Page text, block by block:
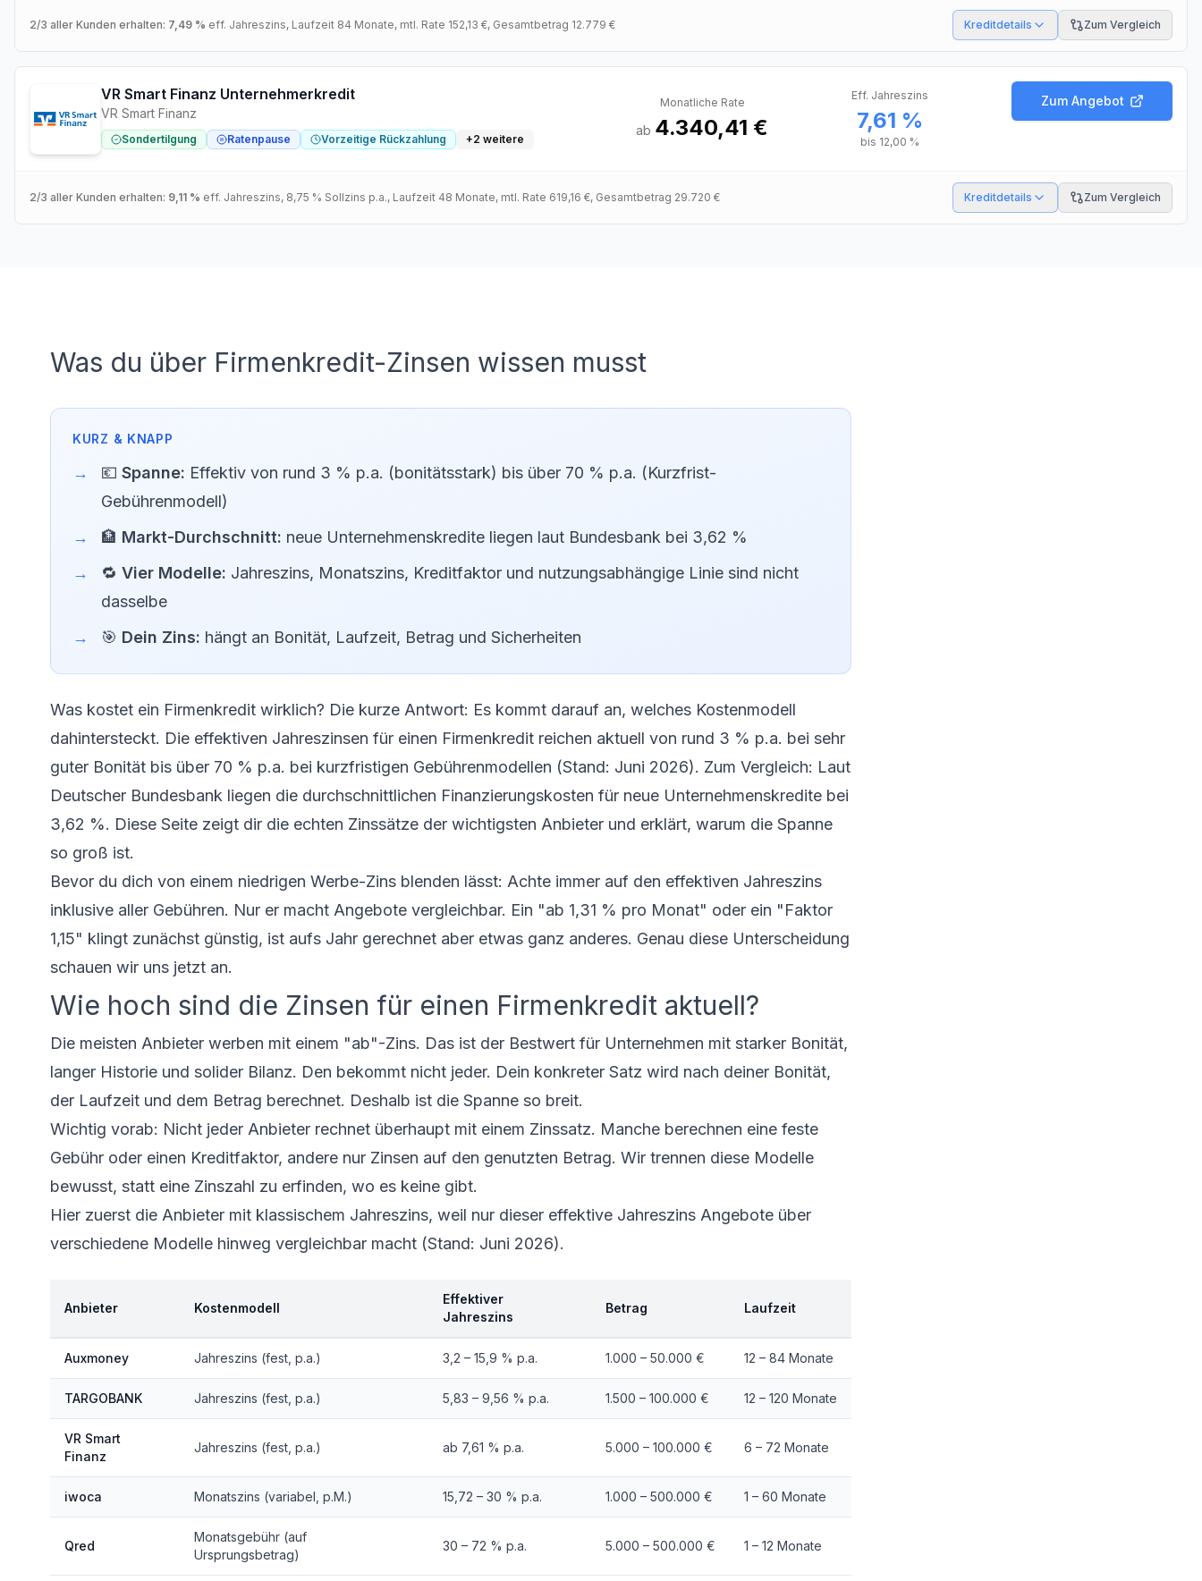
2/3 aller Kunden erhalten: 7,49 % eff. Jahreszins, Laufzeit 84 Monate, mtl. Rate 152,13 €, Gesamtbetrag 12.779 € Kreditdetails Zum Vergleich
VR Smart Finanz Unternehmerkredit
VR Smart Finanz
Sondertilgung Ratenpause Vorzeitige Rückzahlung +2 weitere
Monatliche Rate
ab 4.340,41 €
Eff. Jahreszins
7,61 %
bis 12,00 %
Zum Angebot
2/3 aller Kunden erhalten: 9,11 % eff. Jahreszins, 8,75 % Sollzins p.a., Laufzeit 48 Monate, mtl. Rate 619,16 €, Gesamtbetrag 29.720 € Kreditdetails Zum Vergleich
Was du über Firmenkredit-Zinsen wissen musst
💶 Spanne: Effektiv von rund 3 % p.a. (bonitätsstark) bis über 70 % p.a. (Kurzfrist-
Gebührenmodell)
🏦 Markt-Durchschnitt: neue Unternehmenskredite liegen laut Bundesbank bei 3,62 %
🔁 Vier Modelle: Jahreszins, Monatszins, Kreditfaktor und nutzungsabhängige Linie sind nicht
dasselbe
🎯 Dein Zins: hängt an Bonität, Laufzeit, Betrag und Sicherheiten
Was kostet ein Firmenkredit wirklich? Die kurze Antwort: Es kommt darauf an, welches Kostenmodell
dahintersteckt. Die effektiven Jahreszinsen für einen Firmenkredit reichen aktuell von rund 3 % p.a. bei sehr
guter Bonität bis über 70 % p.a. bei kurzfristigen Gebührenmodellen (Stand: Juni 2026). Zum Vergleich: Laut
Deutscher Bundesbank liegen die durchschnittlichen Finanzierungskosten für neue Unternehmenskredite bei
3,62 %. Diese Seite zeigt dir die echten Zinssätze der wichtigsten Anbieter und erklärt, warum die Spanne
so groß ist.
Bevor du dich von einem niedrigen Werbe-Zins blenden lässt: Achte immer auf den effektiven Jahreszins
inklusive aller Gebühren. Nur er macht Angebote vergleichbar. Ein "ab 1,31 % pro Monat" oder ein "Faktor
1,15" klingt zunächst günstig, ist aufs Jahr gerechnet aber etwas ganz anderes. Genau diese Unterscheidung
schauen wir uns jetzt an.
Wie hoch sind die Zinsen für einen Firmenkredit aktuell?
Die meisten Anbieter werben mit einem "ab"-Zins. Das ist der Bestwert für Unternehmen mit starker Bonität,
langer Historie und solider Bilanz. Den bekommt nicht jeder. Dein konkreter Satz wird nach deiner Bonität,
der Laufzeit und dem Betrag berechnet. Deshalb ist die Spanne so breit.
Wichtig vorab: Nicht jeder Anbieter rechnet überhaupt mit einem Zinssatz. Manche berechnen eine feste
Gebühr oder einen Kreditfaktor, andere nur Zinsen auf den genutzten Betrag. Wir trennen diese Modelle
bewusst, statt eine Zinszahl zu erfinden, wo es keine gibt.
Hier zuerst die Anbieter mit klassischem Jahreszins, weil nur dieser effektive Jahreszins Angebote über
verschiedene Modelle hinweg vergleichbar macht (Stand: Juni 2026).
Anbieter Kostenmodell
Effektiver
Jahreszins
Betrag Laufzeit
Auxmoney Jahreszins (fest, p.a.) 3,2 – 15,9 % p.a. 1.000 – 50.000 € 12 – 84 Monate
TARGOBANK Jahreszins (fest, p.a.) 5,83 – 9,56 % p.a. 1.500 – 100.000 € 12 – 120 Monate
VR Smart
Finanz
Jahreszins (fest, p.a.) ab 7,61 % p.a. 5.000 – 100.000 € 6 – 72 Monate
iwoca Monatszins (variabel, p.M.) 15,72 – 30 % p.a. 1.000 – 500.000 € 1 – 60 Monate
Qred
Monatsgebühr (auf
Ursprungsbetrag)
30 – 72 % p.a. 5.000 – 500.000 € 1 – 12 Monate